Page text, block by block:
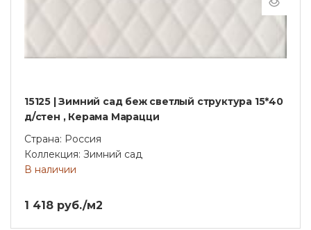
15125 | Зимний сад беж светлый структура 15*40
д/стен , Керама Марацци
Страна: Россия
Коллекция: Зимний сад
В наличии
1 418 руб./м2